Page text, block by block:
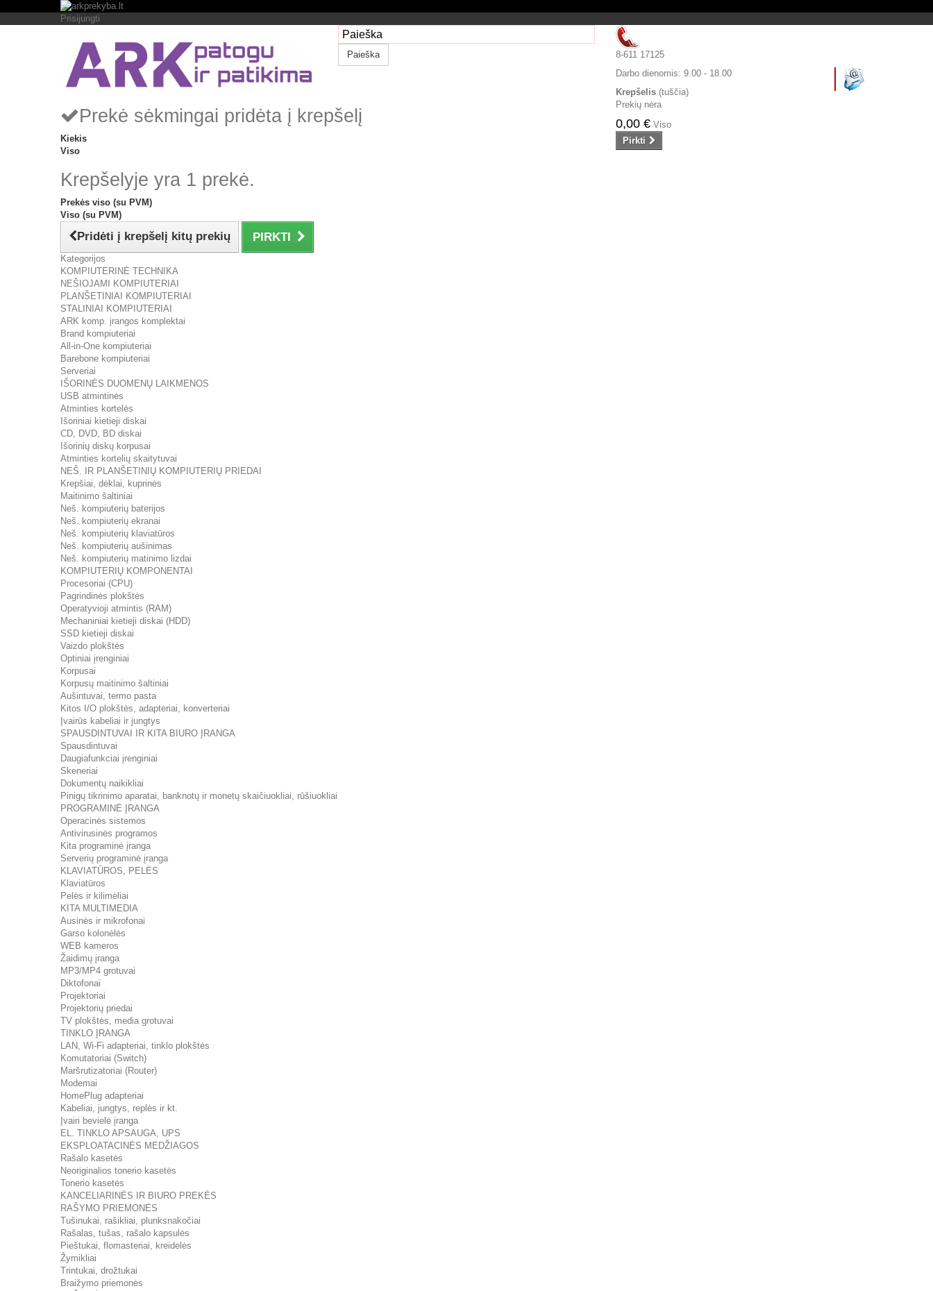
Prisijungti
Paieška
8-611 17125
Darbo dienomis:9.00 - 18.00
Krepšelis (tuščia)
Prekių nėra
0,00 € Viso
Pirkti
Prekė sėkmingai pridėta į krepšelį
Kiekis
Viso
Krepšelyje yra 1 prekė.
Prekės viso (su PVM)
Viso (su PVM)
Pridėti į krepšelį kitų prekių PIRKTI
Kategorijos
KOMPIUTERINĖ TECHNIKA
NEŠIOJAMI KOMPIUTERIAI
PLANŠETINIAI KOMPIUTERIAI
STALINIAI KOMPIUTERIAI
ARK komp. įrangos komplektai
Brand kompiuteriai
All-in-One kompiuteriai
Barebone kompiuteriai
Serveriai
IŠORINĖS DUOMENŲ LAIKMENOS
USB atmintinės
Atminties kortelės
Išoriniai kietieji diskai
CD, DVD, BD diskai
Išorinių diskų korpusai
Atminties kortelių skaitytuvai
NEŠ. IR PLANŠETINIŲ KOMPIUTERIŲ PRIEDAI
Krepšiai, dėklai, kuprinės
Maitinimo šaltiniai
Neš. kompiuterių baterijos
Neš. kompiuterių ekranai
Neš. kompiuterių klaviatūros
Neš. kompiuterių aušinimas
Neš. kompiuterių matinimo lizdai
KOMPIUTERIŲ KOMPONENTAI
Procesoriai (CPU)
Pagrindinės plokštės
Operatyvioji atmintis (RAM)
Mechaniniai kietieji diskai (HDD)
SSD kietieji diskai
Vaizdo plokštės
Optiniai įrenginiai
Korpusai
Korpusų maitinimo šaltiniai
Aušintuvai, termo pasta
Kitos I/O plokštės, adapteriai, konverteriai
Įvairūs kabeliai ir jungtys
SPAUSDINTUVAI IR KITA BIURO ĮRANGA
Spausdintuvai
Daugiafunkciai įrenginiai
Skeneriai
Dokumentų naikikliai
Pinigų tikrinimo aparatai, banknotų ir monetų skaičiuokliai, rūšiuokliai
PROGRAMINĖ ĮRANGA
Operacinės sistemos
Antivirusinės programos
Kita programinė įranga
Serverių programinė įranga
KLAVIATŪROS, PELĖS
Klaviatūros
Pelės ir kilimėliai
KITA MULTIMEDIA
Ausinės ir mikrofonai
Garso kolonėlės
WEB kameros
Žaidimų įranga
MP3/MP4 grotuvai
Diktofonai
Projektoriai
Projektorių priedai
TV plokštės, media grotuvai
TINKLO ĮRANGA
LAN, Wi-Fi adapteriai, tinklo plokštės
Komutatoriai (Switch)
Maršrutizatoriai (Router)
Modemai
HomePlug adapteriai
Kabeliai, jungtys, replės ir kt.
Įvairi bevielė įranga
EL. TINKLO APSAUGA, UPS
EKSPLOATACINĖS MEDŽIAGOS
Rašalo kasetės
Neoriginalios tonerio kasetės
Tonerio kasetės
KANCELIARINĖS IR BIURO PREKĖS
RAŠYMO PRIEMONĖS
Tušinukai, rašikliai, plunksnakočiai
Rašalas, tušas, rašalo kapsulės
Pieštukai, flomasteriai, kreidelės
Žymikliai
Trintukai, drožtukai
Braižymo priemonės